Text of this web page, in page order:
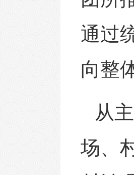
通过
向整
从
场、